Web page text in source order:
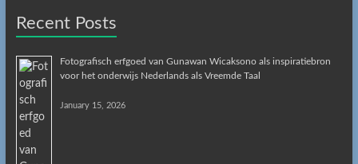
Recent Posts
Fotografisch erfgoed van Gunawan Wicaksono als inspiratiebron
voor het onderwijs Nederlands als Vreemde Taal
January 15, 2026